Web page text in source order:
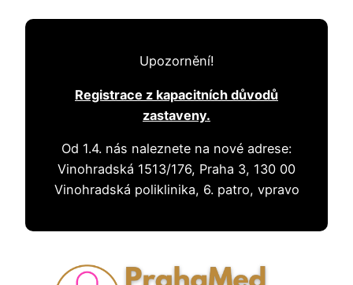
Přeskočit
Upozornění!
Registrace z kapacitních důvodů
zastaveny.
Od 1.4. nás naleznete na nové adrese:
Vinohradská 1513/176, Praha 3, 130 00
Vinohradská poliklinika, 6. patro, vpravo